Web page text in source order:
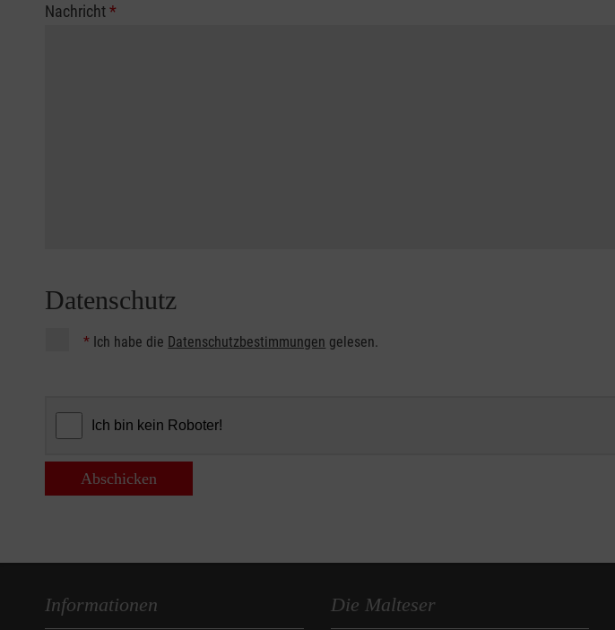
Nachricht*
Datenschutz
* Ich habe die Datenschutzbestimmungen gelesen.
Abschicken
Informationen Die Malteser